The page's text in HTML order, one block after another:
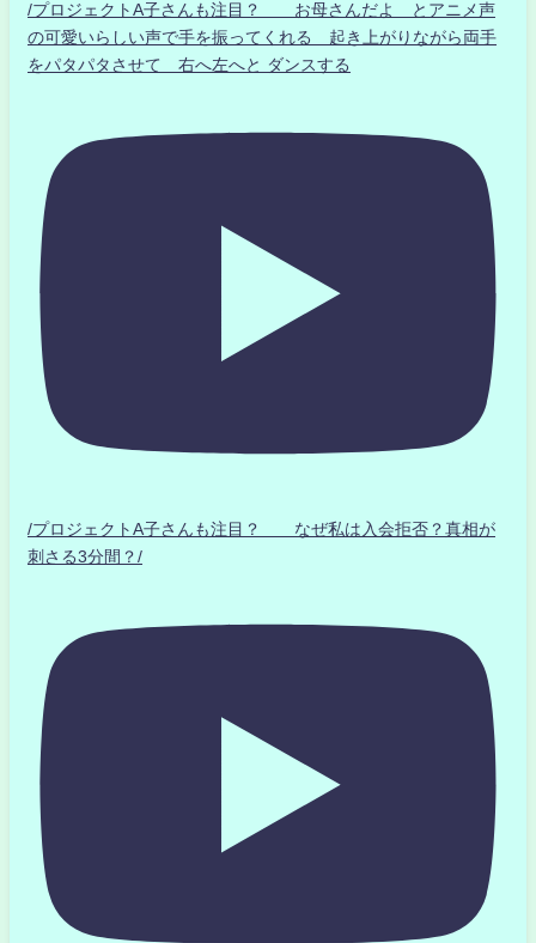
/プロジェクトA子さんも注目？ お母さんだよ とアニメ声
の可愛いらしい声で手を振ってくれる 起き上がりながら両手
をパタパタさせて 右へ左へと ダンスする
/プロジェクトA子さんも注目？ なぜ私は入会拒否？真相が
刺さる3分間？/